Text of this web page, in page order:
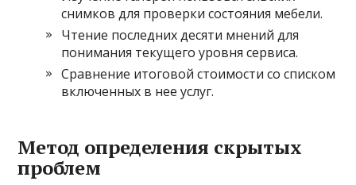
снимков для проверки состояния мебели.
Чтение последних десяти мнений для
понимания текущего уровня сервиса.
Сравнение итоговой стоимости со списком
включенных в нее услуг.
Метод определения скрытых
проблем